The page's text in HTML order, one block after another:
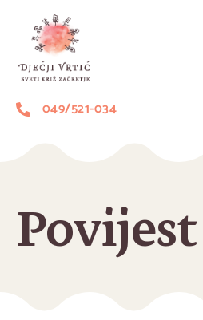
049/521-034
Povijest